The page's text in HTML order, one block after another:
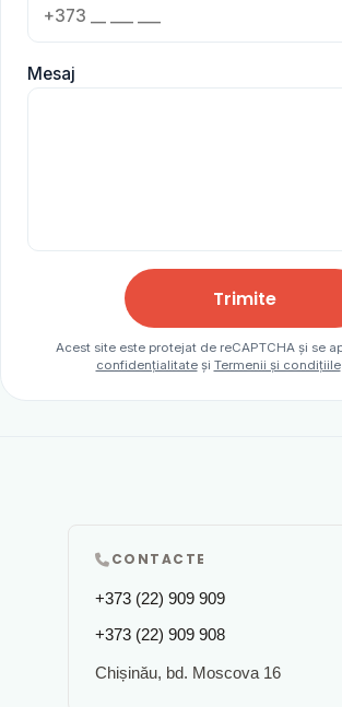
Mesaj
Trimite
Acest site este protejat de reCAPTCHA și se
confidențialitateși Termenii și condițiile
CONTACTE
+373 (22) 909 909
+373 (22) 909 908
Chișinău, bd. Moscova 16